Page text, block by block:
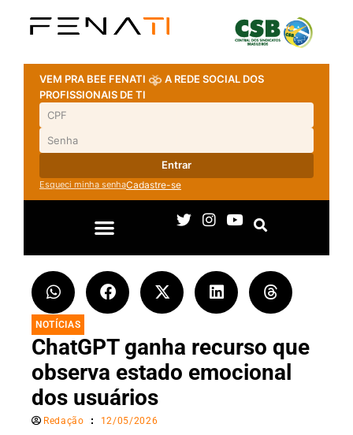
VEM PRA BEE FENATI
A REDE SOCIAL DOS
PROFISSIONAIS DE TI
Entrar
Esqueci minha senhaCadastre-se
NOTÍCIAS
ChatGPT ganha recurso que
observa estado emocional
dos usuários
Redação 12/05/2026